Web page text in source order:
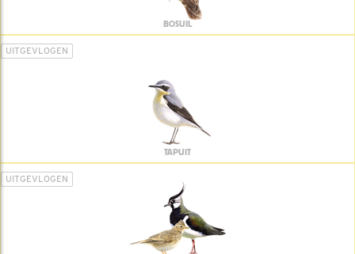
BOSUIL
UITGEVLOGEN
TAPUIT
UITGEVLOGEN